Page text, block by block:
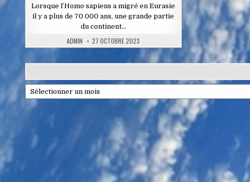
Lorsque l’Homo sapiens a migré en Eurasie
il y a plus de 70 000 ans, une grande partie
du continent…
ADMIN 27 OCTOBRE 2023
Archives